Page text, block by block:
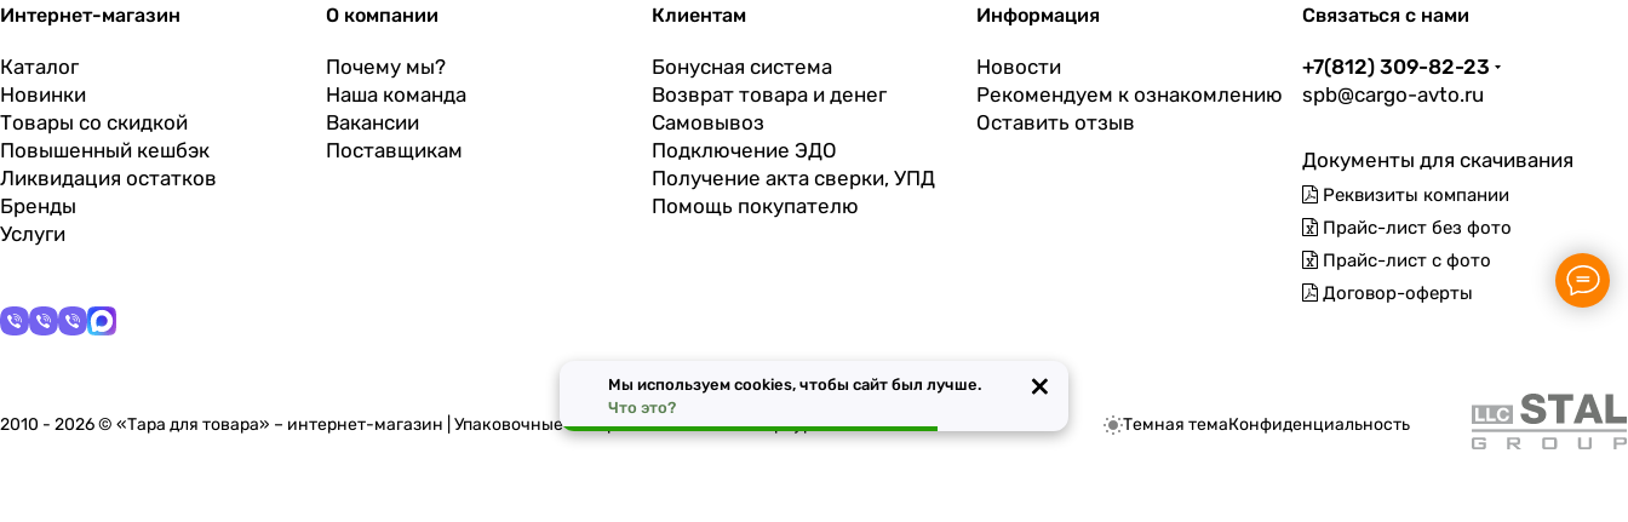
Интернет-магазин
Каталог
Новинки
Товары со скидкой
Повышенный кешбэк
Ликвидация остатков
Бренды
Услуги
О компании
Почему мы?
Наша команда
Вакансии
Поставщикам
Клиентам
Бонусная система
Возврат товара и денег
Самовывоз
Подключение ЭДО
Получение акта сверки, УПД
Помощь покупателю
Информация
Новости
Рекомендуем к ознакомлению
Оставить отзыв
Связаться с нами
+7(812) 309-82-23
spb@cargo-avto.ru
Документы для скачивания
Реквизиты компании
Прайс-лист без фото
Прайс-лист с фото
Договор-оферты
2010 - 2026 © «Тара для товара» – интернет-магазин | Упаковочные материалы в Санкт-Петербурге Темная темаКонфиденциальность
Мы используем cookies, чтобы сайт был лучше.
Что это?
×